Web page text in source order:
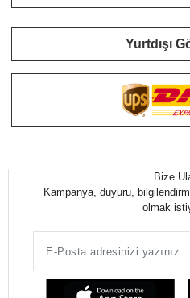
Yurtdışı
Bize
Kampanya, duyuru,
olmak